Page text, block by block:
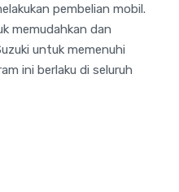
pembelian mobil.
memudahkan dan
untuk memenuhi
ini berlaku di seluruh